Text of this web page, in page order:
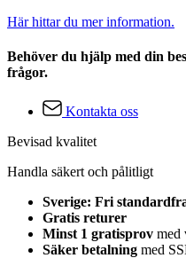
Här hittar du mer information.
Behöver du hjälp med din
frågor.
Kontakta oss
Bevisad kvalitet
Handla säkert och pålitligt
Sverige: Fri
Gratis returer
Minst 1 gratisprov med
Säker betalning med